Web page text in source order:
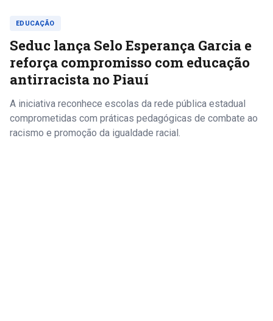
EDUCAÇÃO
Seduc lança Selo Esperança Garcia e
reforça compromisso com educação
antirracista no Piauí
A iniciativa reconhece escolas da rede pública estadual
comprometidas com práticas pedagógicas de combate ao
racismo e promoção da igualdade racial.